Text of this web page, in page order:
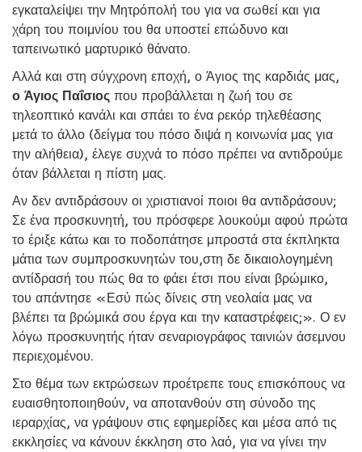
εγκαταλείψει την Μητρόπολή του για να σωθεί και για
χάρη του ποιμνίου του θα υποστεί επώδυνο και
ταπεινωτικό μαρτυρικό θάνατο.
Αλλά και στη σύγχρονη εποχή, ο Άγιος της καρδιάς μας,
ο Άγιος Παΐσιος που προβάλλεται η ζωή του σε
τηλεοπτικό κανάλι και σπάει το ένα ρεκόρ τηλεθέασης
μετά το άλλο (δείγμα του πόσο διψά η κοινωνία μας για
την αλήθεια), έλεγε συχνά το πόσο πρέπει να αντιδρούμε
όταν βάλλεται η πίστη μας.
Αν δεν αντιδράσουν οι χριστιανοί ποιοι θα αντιδράσουν;
Σε ένα προσκυνητή, του πρόσφερε λουκούμι αφού πρώτα
το έριξε κάτω και το ποδοπάτησε μπροστά στα έκπληκτα
μάτια των συμπροσκυνητών του,στη δε δικαιολογημένη
αντίδρασή του πώς θα το φάει έτσι που είναι βρώμικο,
του απάντησε «Εσύ πώς δίνεις στη νεολαία μας να
βλέπει τα βρώμικά σου έργα και την καταστρέφεις;». Ο εν
λόγω προσκυνητής ήταν σεναριογράφος ταινιών άσεμνου
περιεχομένου.
Στο θέμα των εκτρώσεων προέτρεπε τους επισκόπους να
ευαισθητοποιηθούν, να αποτανθούν στη σύνοδο της
ιεραρχίας, να γράψουν στις εφημερίδες και μέσα από τις
εκκλησίες να κάνουν έκκληση στο λαό, για να γίνει την